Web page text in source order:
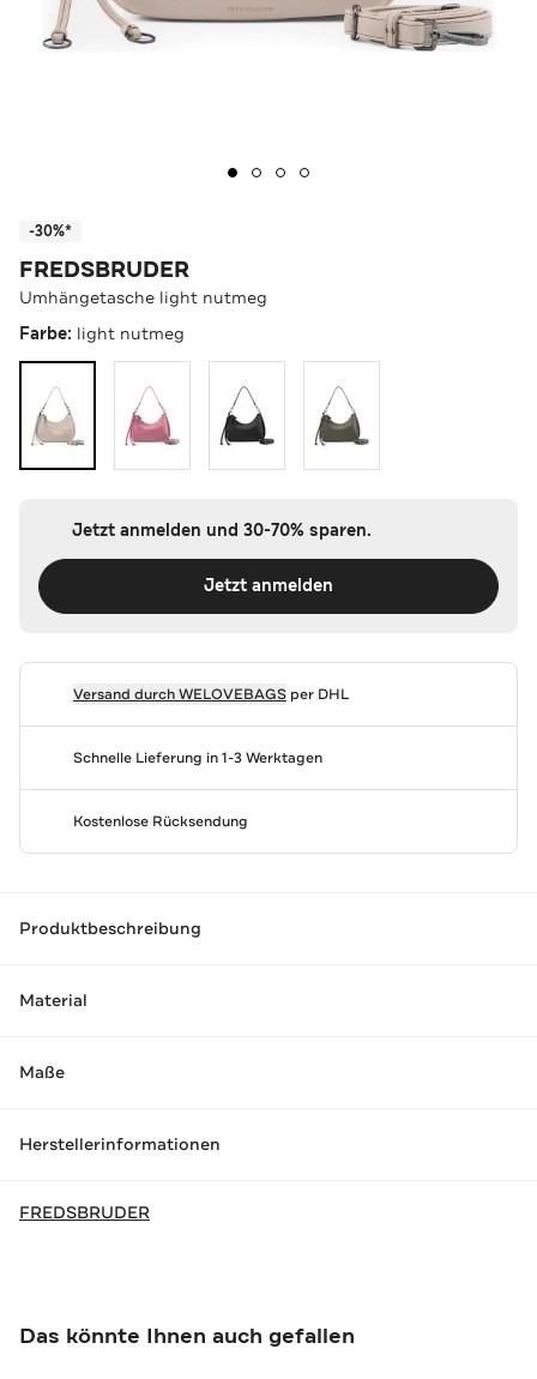
-30%*
FREDSBRUDER
Umhängetasche light nutmeg
Farbe: light nutmeg
Jetzt anmelden und 30-70% sparen.
Jetzt anmelden
Versand durchWELOVEBAGSper DHL
Schnelle Lieferung in 1-3 Werktagen
Kostenlose Rücksendung
Produktbeschreibung
Material
Maße
Herstellerinformationen
FREDSBRUDER
Das könnte Ihnen auch gefallen